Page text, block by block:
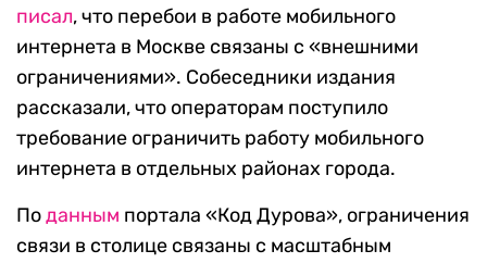
писал, что перебои в работе мобильного
интернета в Москве связаны с «внешними
ограничениями». Собеседники издания
рассказали, что операторам поступило
требование ограничить работу мобильного
интернета в отдельных районах города.
Поданным портала «Код Дурова», ограничения
связи в столице связаны с масштабным